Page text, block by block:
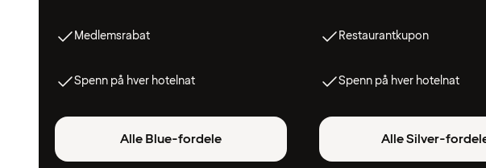
Medlemsrabat
Spenn på hver hotelnat
Alle Blue-fordele
Restaurantkupon
Spenn på hver hotelnat
Alle Silver-